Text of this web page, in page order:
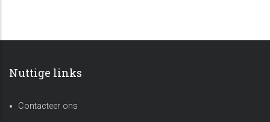
Nuttige links
Contacteer ons